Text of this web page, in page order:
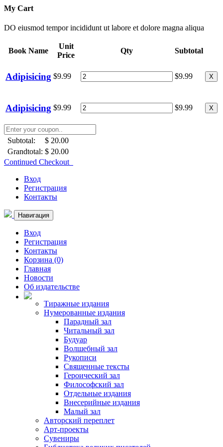
My Cart
DO eiusmod tempor incididunt ut labore et dolore magna aliqua
Book Name
Unit
Price
Qty Subtotal
Adipisicing $9.99 $9.99 X
Adipisicing $9.99 $9.99 X
Subtotal:
$ 20.00
Grandtotal: $ 20.00
Continued Checkout
Вход
Регистрация
Контакты
Навигация
Вход
Регистрация
Контакты
Корзина (0)
Главная
Новости
Об издательстве
Тиражные издания
Нумерованные издания
Парадный зал
Читальный зал
Будуар
Волшебный зал
Рукописи
Священные тексты
Героический зал
Философский зал
Отдельные издания
Внесерийные издания
Малый зал
Авторский переплет
Арт-проекты
Сувениры